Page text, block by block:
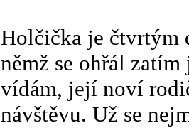
Holčička je čtvrtým
němž se ohřál
vídám, její noví
návštěvu. Už se